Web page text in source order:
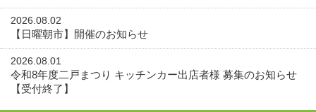
2026.08.02
【日曜朝市】開催のお知らせ
2026.08.01
令和8年度二戸まつり キッチンカー出店者様 募集のお知らせ
【受付終了】